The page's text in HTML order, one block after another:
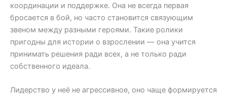
координации и поддержке. Она не всегда первая
бросается в бой, но часто становится связующим
звеном между разными героями. Такие ролики
пригодны для истории о взрослении — она учится
принимать решения ради всех, а не только ради
собственного идеала.
Лидерство у неё не агрессивное, оно чаще формируется